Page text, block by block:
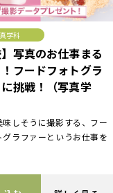
学科
】写真のお仕事まる
フードフォトグラ
挑戦！（写真学
味しそうに撮影する、フー
グラファーというお仕事を